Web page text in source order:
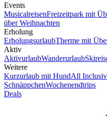
Events
MusicalreisenFreizeitpark mit
über Weihnachten
Erholung
ErholungsurlaubTherme mit
Aktiv
AktivurlaubWanderurlaub
Weitere
Kurzurlaub mit HundAll
SchnäppchenWochenendtrips
Deals